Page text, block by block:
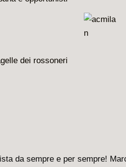
dei rossoneri
da sempre e per sempre!